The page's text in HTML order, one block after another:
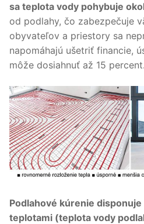
sa teplota vody pohybuje
od podlahy, čo zabezpečuje
obyvateľov a priestory sa
napomáhajú ušetriť financie,
môže dosiahnuť až 15 percent.
Podlahové kúrenie
teplotami (teplota vody